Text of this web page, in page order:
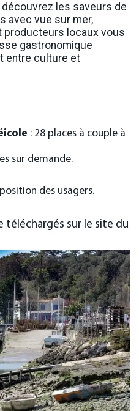
découvrez les saveurs de
avec vue sur mer,
producteurs locaux vous
gastronomique
entre culture et
: 28 places à couple à
sur demande.
des usagers.
téléchargés sur le site du